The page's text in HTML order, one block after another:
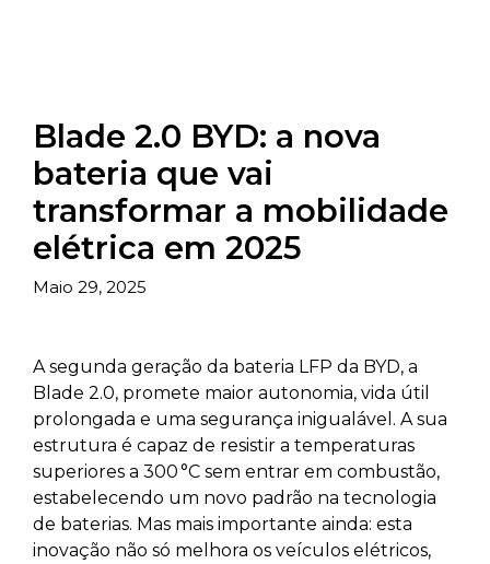
Blade 2.0 BYD: a nova
bateria que vai
transformar a mobilidade
elétrica em 2025
Maio 29, 2025
A segunda geração da bateria LFP da BYD, a
Blade 2.0, promete maior autonomia, vida útil
prolongada e uma segurança inigualável. A sua
estrutura é capaz de resistir a temperaturas
superiores a 300 °C sem entrar em combustão,
estabelecendo um novo padrão na tecnologia
de baterias. Mas mais importante ainda: esta
inovação não só melhora os veículos elétricos,